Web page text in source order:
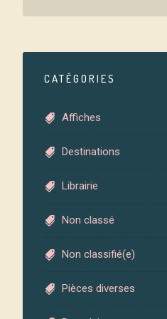
CATÉGORIES
Affiches
Destinations
Librairie
Non classé
Non classifié(e)
Pièces diverses